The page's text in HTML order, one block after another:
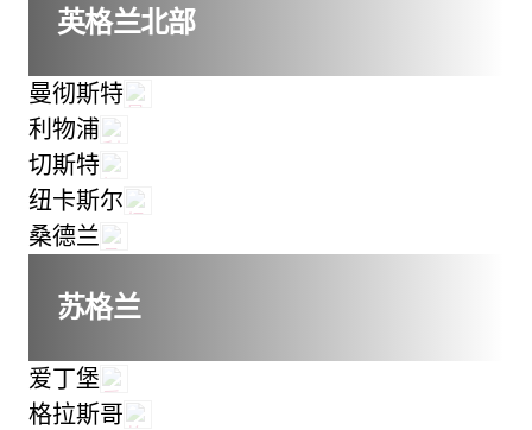
英格兰北部
曼彻斯特
利物浦
切斯特
纽卡斯尔
桑德兰
苏格兰
爱丁堡
格拉斯哥